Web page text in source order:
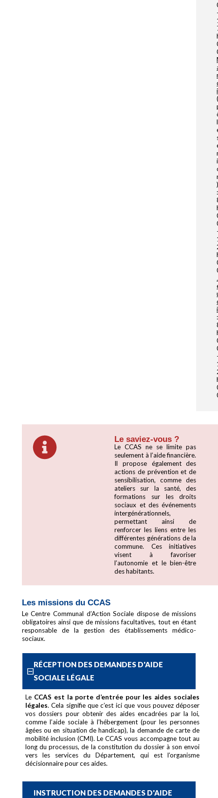
i
l
i
:
i
:
Le saviez-vous ?
Le CCAS ne se limite pas
seulement à l’aide financière.
Il propose également des
actions de prévention et de
sensibilisation, comme des
ateliers sur la santé, des
formations sur les droits
sociaux et des événements
intergénérationnels,
permettant ainsi de
renforcer les liens entre les
différentes générations de la
commune. Ces initiatives
visent à favoriser
l’autonomie et le bien-être
des habitants.
Les missions du CCAS
Le Centre Communal d’Action Sociale dispose de missions
obligatoires ainsi que de missions facultatives, tout en étant
responsable de la gestion des établissements médico-
sociaux.
RÉCEPTION DES DEMANDES D'AIDE
SOCIALE LÉGALE
Le CCAS est la porte d’entrée pour les aides sociales
légales. Cela signifie que c’est ici que vous pouvez déposer
vos dossiers pour obtenir des aides encadrées par la loi,
comme l’aide sociale à l’hébergement (pour les personnes
âgées ou en situation de handicap), la demande de carte de
mobilité inclusion (CMI). Le CCAS vous accompagne tout au
long du processus, de la constitution du dossier à son envoi
vers les services du Département, qui est l’organisme
décisionnaire pour ces aides.
INSTRUCTION DES DEMANDES D'AIDE